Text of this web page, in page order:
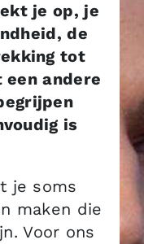
je op, je
de
tot
andere
is
je soms
maken die
Voor ons